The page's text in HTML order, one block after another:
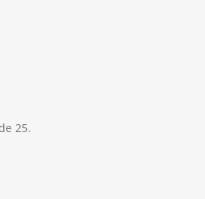
25.
cantidad